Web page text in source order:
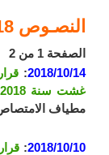
النصـوص 2018
الصفحة 1 من 2
2018/10/14
:
غشت سنة 2018
مطياف الامتصاص
2018/10/10
: